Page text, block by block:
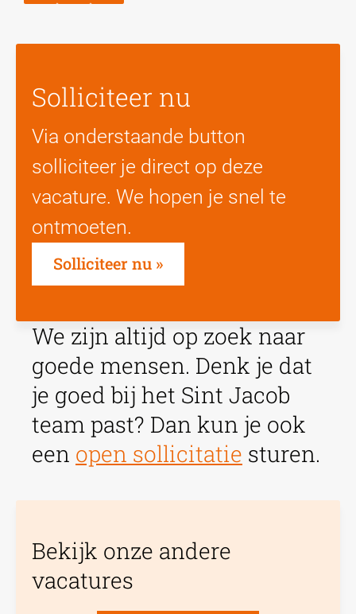
Solliciteer nu
Via onderstaande button
solliciteer je direct op deze
vacature. We hopen je snel te
ontmoeten.
Solliciteer nu
We zijn altijd op zoek naar
goede mensen. Denk je dat
je goed bij het Sint Jacob
team past? Dan kun je ook
een open sollicitatie sturen.
Bekijk onze andere
vacatures